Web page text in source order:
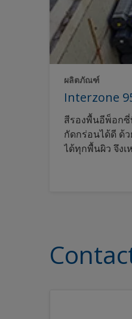
ผลิตภัณฑ์
Interzone
สีรองพื้นอีพ็อก
กัดกร่อนได้ดี ด้
ได้ทุกพื้นผิว จึงเ